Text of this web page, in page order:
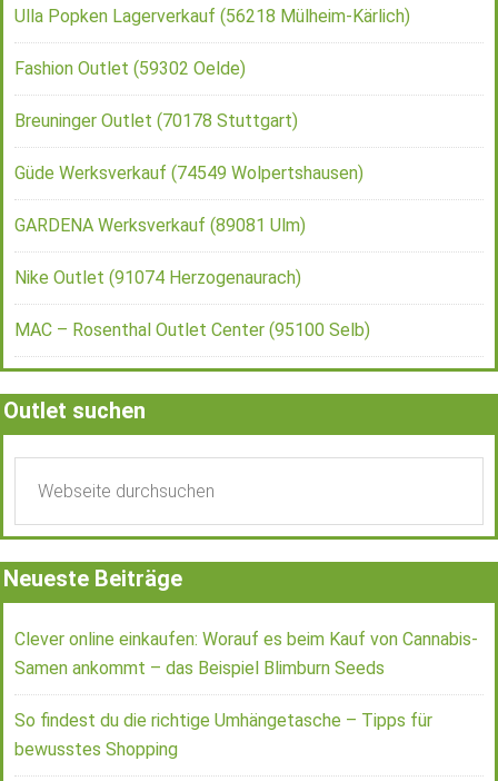
Ulla Popken Lagerverkauf (56218 Mülheim-Kärlich)
Fashion Outlet (59302 Oelde)
Breuninger Outlet (70178 Stuttgart)
Güde Werksverkauf (74549 Wolpertshausen)
GARDENA Werksverkauf (89081 Ulm)
Nike Outlet (91074 Herzogenaurach)
MAC – Rosenthal Outlet Center (95100 Selb)
Outlet suchen
Neueste Beiträge
Clever online einkaufen: Worauf es beim Kauf von Cannabis-
Samen ankommt – das Beispiel Blimburn Seeds
So findest du die richtige Umhängetasche – Tipps für
bewusstes Shopping